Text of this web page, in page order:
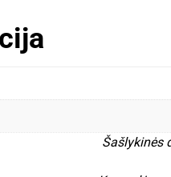
Šašlykinės